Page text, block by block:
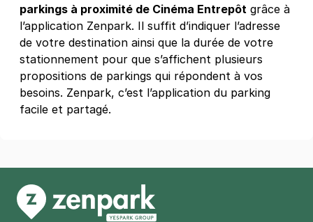
4,4(144 avis)
29 €/jour,76 €/semaine(tarifs dégressifs)
Réserver
+ Abonnements disponibles
3,9(786 avis)
3 € /heure ,23 €/jour, 74 €/semaine
Réserver
parkings à proximité de Cinéma Entrepôt grâce à
l’application Zenpark. Il suffit d’indiquer l’adresse
de votre destination ainsi que la durée de votre
stationnement pour que s’affichent plusieurs
propositions de parkings qui répondent à vos
besoins. Zenpark, c’est l’application du parking
facile et partagé.